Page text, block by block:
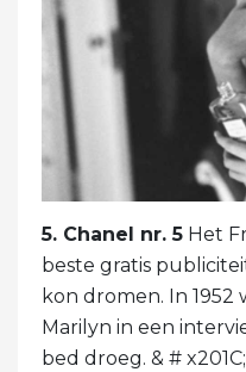
5. Chanel nr. 5 Het
beste gratis
kon dromen. In 1952
Marilyn in een
bed droeg. & #